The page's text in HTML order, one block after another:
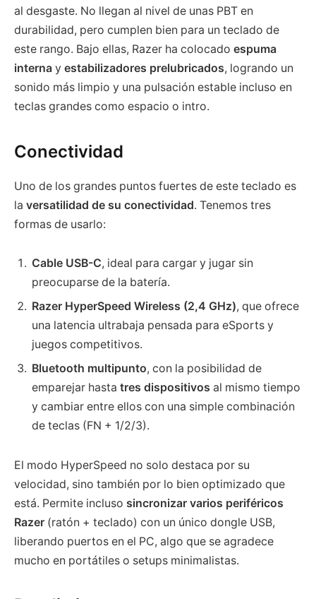
al desgaste. No llegan al nivel de unas PBT en
durabilidad, pero cumplen bien para un teclado de
este rango. Bajo ellas, Razer ha colocado espuma
interna y estabilizadores prelubricados, logrando un
sonido más limpio y una pulsación estable incluso en
teclas grandes como espacio o intro.
Conectividad
Uno de los grandes puntos fuertes de este teclado es
la versatilidad de su conectividad. Tenemos tres
formas de usarlo:
Cable USB-C, ideal para cargar y jugar sin
preocuparse de la batería.
Razer HyperSpeed Wireless (2,4 GHz), que ofrece
una latencia ultrabaja pensada para eSports y
juegos competitivos.
Bluetooth multipunto, con la posibilidad de
emparejar hasta tres dispositivos al mismo tiempo
y cambiar entre ellos con una simple combinación
de teclas (FN + 1/2/3).
El modo HyperSpeed no solo destaca por su
velocidad, sino también por lo bien optimizado que
está. Permite incluso sincronizar varios periféricos
Razer (ratón + teclado) con un único dongle USB,
liberando puertos en el PC, algo que se agradece
mucho en portátiles o setups minimalistas.